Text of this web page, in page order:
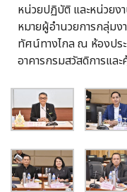
หน่วยปฏิบัติ และหน่วย
หมายผู้อำนวยการกลุ่มง
ทัศน์ทางไกล ณ ห้องปร
อาคารกรมสวัสดิการแ